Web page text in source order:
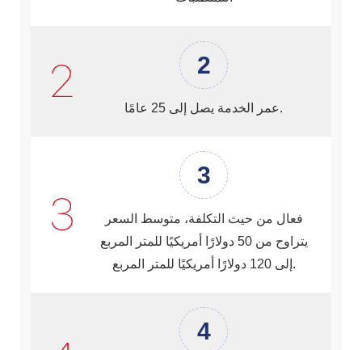
2
عمر الخدمة يصل إلى 25 عامًا.
3
فعال من حيث التكلفة، متوسط ​​السعر
يتراوح من 50 دولارًا أمريكيًا للمتر المربع
إلى 120 دولارًا أمريكيًا للمتر المربع.
4